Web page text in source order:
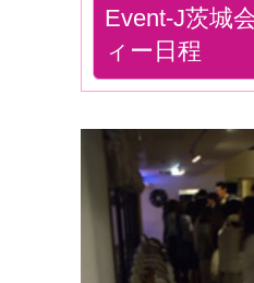
Event-J茨城
ィー日程